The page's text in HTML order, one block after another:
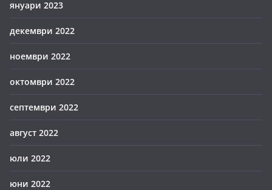
януари 2023
декември 2022
ноември 2022
октомври 2022
септември 2022
август 2022
юли 2022
юни 2022